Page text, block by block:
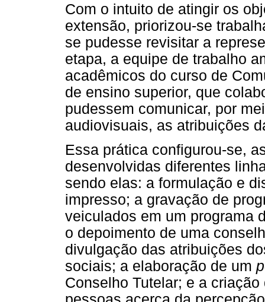
Com o intuito de atingir os
extensão, priorizou-se
se pudesse revisitar a
etapa, a equipe de trabalho
acadêmicos do curso de
de ensino superior, que
pudessem comunicar, por
audiovisuais, as atribuições
Essa prática configurou-se,
desenvolvidas diferentes
sendo elas: a formulação e
impresso; a gravação de
veiculados em um programa
o depoimento de uma
divulgação das atribuições
sociais; a elaboração de um
Conselho Tutelar; e a